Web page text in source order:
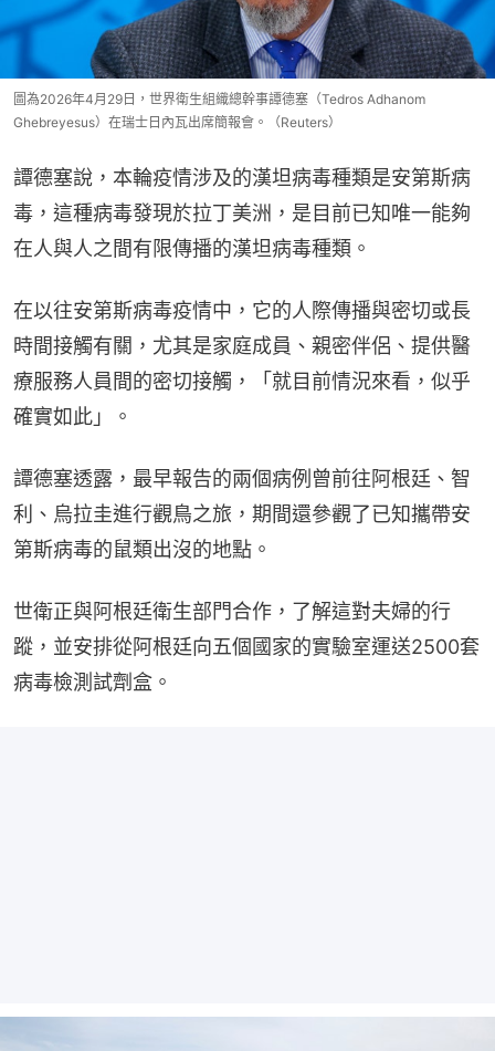
圖為2026年4月29日，世界衛生組織總幹事譚德塞（Tedros Adhanom
Ghebreyesus）在瑞士日內瓦出席簡報會。（Reuters）
譚德塞說，本輪疫情涉及的漢坦病毒種類是安第斯病
毒，這種病毒發現於拉丁美洲，是目前已知唯一能夠
在人與人之間有限傳播的漢坦病毒種類。
在以往安第斯病毒疫情中，它的人際傳播與密切或長
時間接觸有關，尤其是家庭成員、親密伴侶、提供醫
療服務人員間的密切接觸，「就目前情況來看，似乎
確實如此」。
譚德塞透露，最早報告的兩個病例曾前往阿根廷、智
利、烏拉圭進行觀鳥之旅，期間還參觀了已知攜帶安
第斯病毒的鼠類出沒的地點。
世衛正與阿根廷衛生部門合作，了解這對夫婦的行
蹤，並安排從阿根廷向五個國家的實驗室運送2500套
病毒檢測試劑盒。